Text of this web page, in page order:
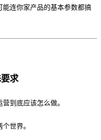
连你家产品的基本参数都搞
求
到底应该怎么做。
世界。